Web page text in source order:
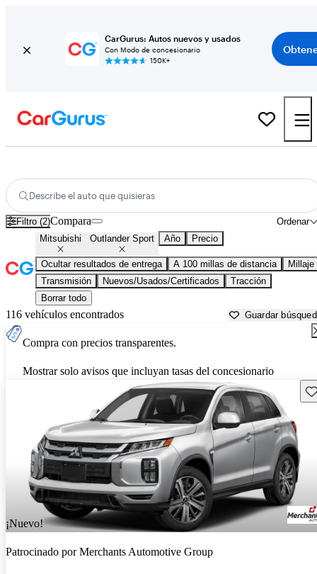
CarGurus: Autos nuevos y usados
Con Modo de concesionario
150K+
Describe el auto que quisieras
Filtro (2) Ordenar
Compara
Mitsubishi Outlander Sport Año Precio
Ocultar resultados de entrega A 100 millas de distancia
Millaje
Transmisión
Nuevos/Usados/Certificados
Tracción
Borrar todo
116 vehículos encontrados Guardar
Compra con precios transparentes.
Mostrar solo avisos que incluyan tasas del concesionario
¡Nuevo!
Patrocinado porMerchants Automotive Group